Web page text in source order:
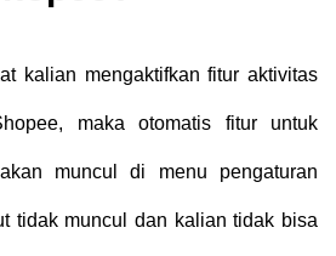
kalian mengaktifkan fitur aktivitas
maka otomatis fitur untuk
muncul di menu pengaturan
tidak muncul dan kalian tidak bisa